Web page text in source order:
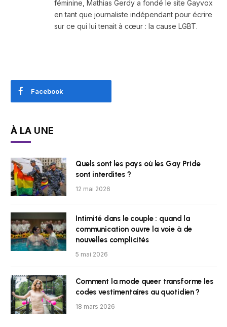
féminine, Mathias Gerdy a fondé le site Gayvox
en tant que journaliste indépendant pour écrire
sur ce qui lui tenait à cœur : la cause LGBT.
Facebook
À LA UNE
Quels sont les pays où les Gay Pride
sont interdites ?
12 mai 2026
Intimité dans le couple : quand la
communication ouvre la voie à de
nouvelles complicités
5 mai 2026
Comment la mode queer transforme les
codes vestimentaires au quotidien ?
18 mars 2026